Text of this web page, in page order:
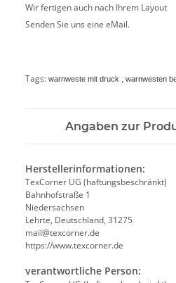
Wir fertigen auch nach Ihrem Layout
Senden Sie uns eine eMail.
Tags: warnweste mit druck , warnwesten
Angaben zur
Herstellerinformationen:
TexCorner UG (haftungsbeschränkt)
Bahnhofstraße 1
Niedersachsen
Lehrte, Deutschland, 31275
mail@texcorner.de
https://www.texcorner.de
verantwortliche Person: